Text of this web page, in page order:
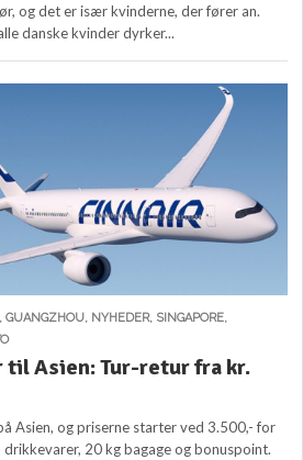
og det er især kvinderne, der fører an.
danske kvinder dyrker...
,GUANGZHOU, NYHEDER, SINGAPORE,
Asien: Tur-retur fra kr.
Asien, og priserne starter ved 3.500,- for
20 kg bagage og bonuspoint.